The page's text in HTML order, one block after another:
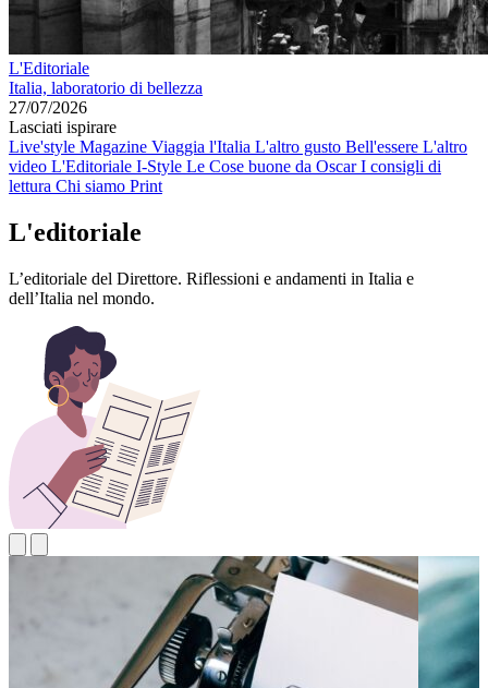
L'Editoriale
Italia, laboratorio di bellezza
27/07/2026
Lasciati ispirare
Live'style Magazine Viaggia l'Italia L'altro gusto Bell'essere L'altro
video L'Editoriale I-Style Le Cose buone da OscarI consigli di
lettura Chi siamo Print
L'editoriale
L’editoriale del Direttore. Riflessioni e andamenti in Italia e
dell’Italia nel mondo.